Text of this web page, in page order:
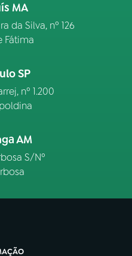
MA
da Silva, nº 126
Fátima
SP
nº 1.200
AM
S/Nº